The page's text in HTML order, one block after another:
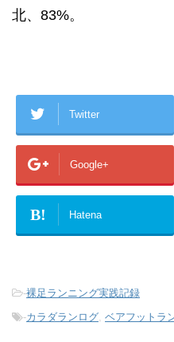
北、83%。
Twitter
Google+
B! Hatena
-裸足ランニング実践記録
-カラダランログ, ベアフットラ